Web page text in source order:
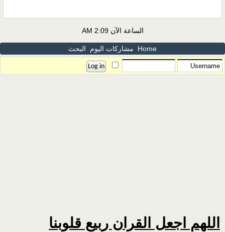
الساعة الآن2:09 AM
Home مشاركات اليوم البحث
اللهم اجعل القران ربيع قلوبنا